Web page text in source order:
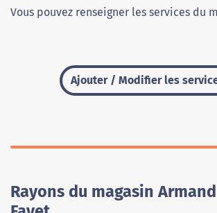
Vous pouvez renseigner les services du
Ajouter / Modifier les
Rayons du magasin